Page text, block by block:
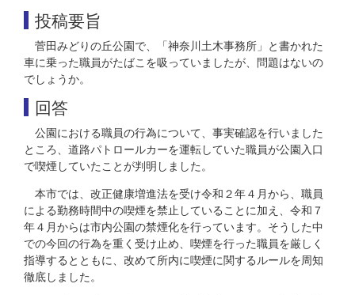
投稿要旨
菅田みどりの丘公園で、「神奈川土木事務所」と書かれた
車に乗った職員がたばこを吸っていましたが、問題はないの
でしょうか。
回答
公園における職員の行為について、事実確認を行いました
ところ、道路パトロールカーを運転していた職員が公園入口
で喫煙していたことが判明しました。
本市では、改正健康増進法を受け令和２年４月から、職員
による勤務時間中の喫煙を禁止していることに加え、令和７
年４月からは市内公園の禁煙化を行っています。そうした中
での今回の行為を重く受け止め、喫煙を行った職員を厳しく
指導するとともに、改めて所内に喫煙に関するルールを周知
徹底しました。